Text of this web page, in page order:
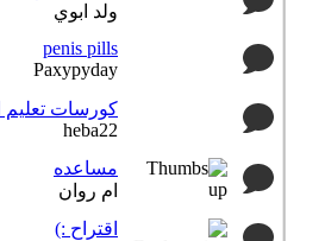
ولد ابوي
penis pills
Paxypyday
كورسات تعليم
heba22
مساعده
ام روان
اقتراح :)